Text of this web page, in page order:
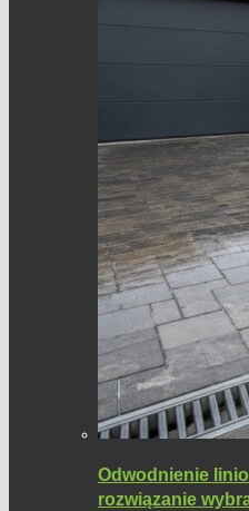
Odwodnienie
rozwiązanie